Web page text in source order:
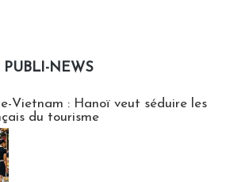
PUBLI-NEWS
Vietnam : Hanoï veut séduire les
du tourisme